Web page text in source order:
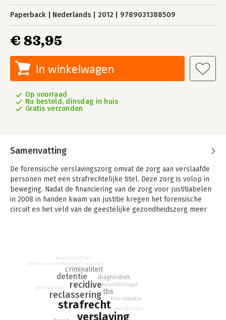
Paperback Nederlands 2012 9789031388509
€ 83,95
In winkelwagen
Op voorraad
Nu besteld, dinsdag in huis
Gratis verzonden
Samenvatting
De forensische verslavingszorg omvat de zorg aan verslaafde
personen met een strafrechtelijke titel. Deze zorg is volop in
beweging. Nadat de financiering van de zorg voor justitiabelen
in 2008 in handen kwam van justitie kregen het forensische
circuit en het veld van de geestelijke gezondheidszorg meer
reclassering focust haar werk in toenemende mate op
individuele vereisten van justitiabelen en nieuwe wetten en
beleidslijnen worden in hoog tempo aangescherpt. Het
Handboek forensische verslavingszorg bespreekt deze
veranderingen en de huidige stand van zaken in de zorg voor
verslaafde justitiabelen.Het boek behandelt de mogelijkheden
strafrecht
verslaving
reclassering
recidive
detentie
tbs
criminaliteit
diagnostiek
neurobiologie
risicotaxatie
gevangenissen
community reinforcement approach
gevangenissen
forensische (f)act